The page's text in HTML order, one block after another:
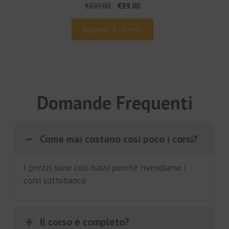
€397.00
Il
originale
€39.00Il
attuale
Aggiungi al carrello
Domande Frequenti
Come mai costano cosi poco i corsi?
I prezzi sono cosi bassi perchè rivendiamo i
corsi sottobanco
Il corso è completo?